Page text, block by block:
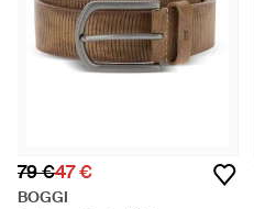
79 €47 €
BOGGI